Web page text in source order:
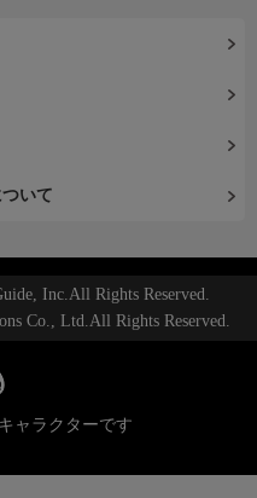
いて
Inc.All Rights Reserved.
Co., Ltd.All Rights Reserved.
ャラクターです